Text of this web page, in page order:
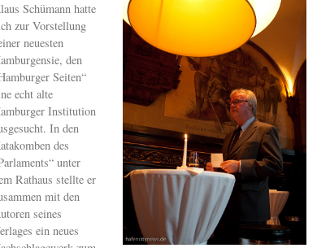
Schümann hatte
zur Vorstellung
neuesten
den
Seiten“
echt alte
Institution
In den
des
unter
Rathaus stellte er
mit den
seines
ein neues